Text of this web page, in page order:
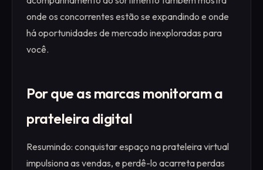
onde os concorrentes estão se expandindo e onde
há oportunidades de mercado inexploradas para
você.
Por que as marcas monitoram a
prateleira digital
Resumindo: conquistar espaço na prateleira virtual
impulsiona as vendas, e perdê-lo acarreta perdas